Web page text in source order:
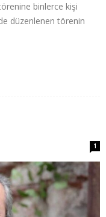
binlerce kişi
düzenlenen törenin
1